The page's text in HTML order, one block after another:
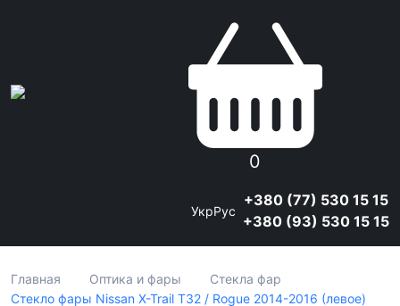
0
УкрРус
+380 (77) 530 15 15
+380 (93) 530 15 15
Главная Оптика и фары
Стекла фар
Стекло фары Nissan X-Trail T32 / Rogue 2014-2016 (левое)